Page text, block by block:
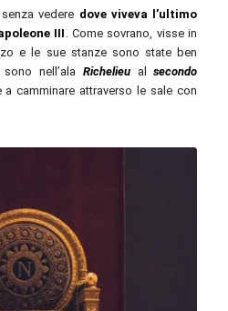
vedere dove viveva l’ultimo
III . Come sovrano, visse in
e le sue stanze sono state ben
nell’ala Richelieualsecondo
camminare attraverso le sale con